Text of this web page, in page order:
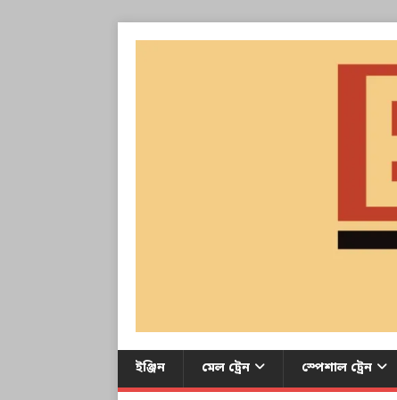
ইঞ্জিন মেল ট্রেন স্পেশাল ট্রেন